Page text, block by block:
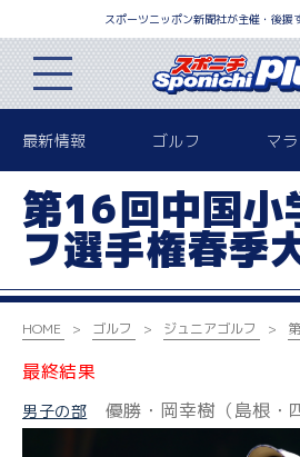
スポーツニッポン新聞社が主催・後援
最新情報 ゴルフ マ
第16回中国小
フ選手権春季
HOME ゴルフ ジュニアゴルフ
最終結果
男子の部 優勝・岡幸樹（島根・